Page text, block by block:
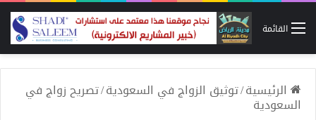
القائمة
الرئيسية/توثيق الزواج في السعودية/تصريح زواج في
السعودية